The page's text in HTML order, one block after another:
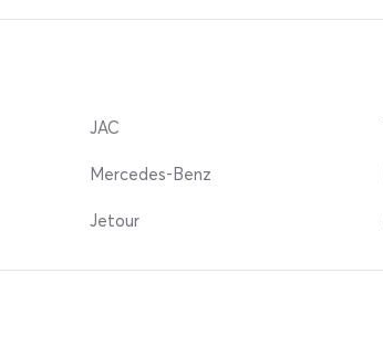
JAC
Mercedes-Benz
Jetour